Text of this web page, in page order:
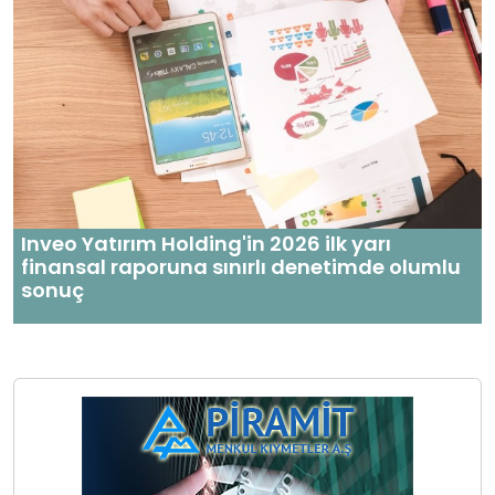
Inveo Yatırım Holding'in 2026 ilk yarı
finansal raporuna sınırlı denetimde olumlu
sonuç